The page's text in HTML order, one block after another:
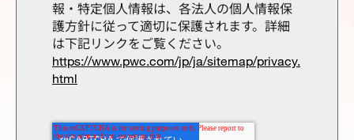
報・特定個人情報は、各法人の個人情報保
護方針に従って適切に保護されます。詳細
は下記リンクをご覧ください。
https://www.pwc.com/jp/ja/sitemap/privacy.
html